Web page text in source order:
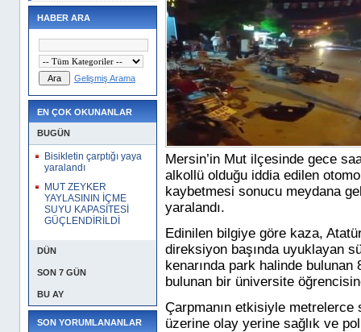
HABER ARA
Gelişmiş Arama
EN ÇOK OKUNANLAR
BUGÜN
Bisikletin çarptığı yaya
yaralandı
MUT ZEYKER
YAYLASININ İÇME
SUYU KAPASİTESİ
GÜÇLENDİRİLDİ
DÜN
SON 7 GÜN
BU AY
SON YORUMLANANLAR
Mersin’in Mut ilçesinde gece
alkollü olduğu iddia edilen
kaybetmesi sonucu meydana
yaralandı.
Edinilen bilgiye göre kaza,
direksiyon başında uyuklayan
kenarında park halinde
bulunan bir üniversite
Çarpmanın etkisiyle metrelerce
üzerine olay yerine sağlık ve